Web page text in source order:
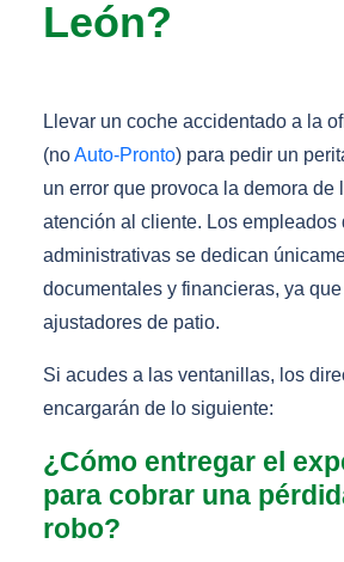
León?
Llevar un coche accidentado a la
(noAuto-Pronto) para pedir un
un error que provoca la demora de
atención al cliente. Los empleados
administrativas se dedican
documentales y financieras, ya
ajustadores de patio.
Si acudes a las ventanillas, los
encargarán de lo siguiente:
¿Cómo entregar el
para cobrar una
robo?